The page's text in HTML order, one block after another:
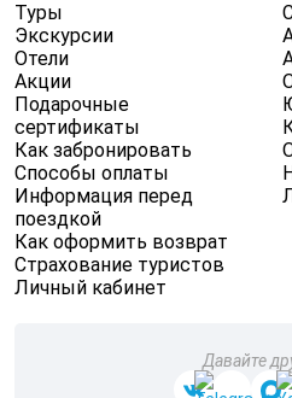
Туры
Экскурсии
Отели
Акции
Подарочные
сертификаты
Как забронировать
Способы оплаты
Информация перед
поездкой
Как оформить возврат
Страхование туристов
Личный кабинет
Давайте